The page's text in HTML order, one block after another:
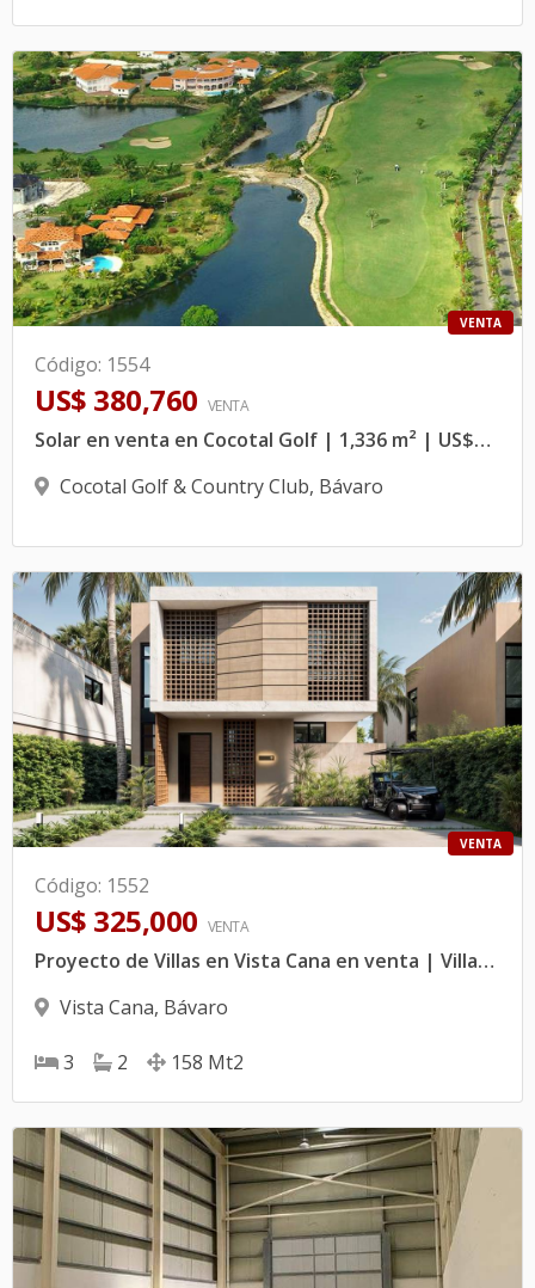
VENTA
Código: 1554
US$ 380,760 VENTA
Solar en venta en Cocotal Golf | 1,336 m² | US$380,760
Cocotal Golf & Country Club, Bávaro
VENTA
Código: 1552
US$ 325,000 VENTA
Proyecto de Villas en Vista Cana en venta | Villas de 3 habitaciones en una de las comunidades mas exclusivas de Punta Cana
Vista Cana, Bávaro
3 2 158 Mt2